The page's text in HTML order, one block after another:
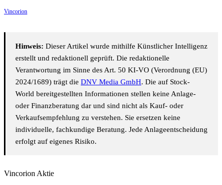
Vincorion
Hinweis: Dieser Artikel wurde mithilfe Künstlicher Intelligenz
erstellt und redaktionell geprüft. Die redaktionelle
Verantwortung im Sinne des Art. 50 KI-VO (Verordnung (EU)
2024/1689) trägt die DNV Media GmbH. Die auf Stock-
World bereitgestellten Informationen stellen keine Anlage-
oder Finanzberatung dar und sind nicht als Kauf- oder
Verkaufsempfehlung zu verstehen. Sie ersetzen keine
individuelle, fachkundige Beratung. Jede Anlageentscheidung
erfolgt auf eigenes Risiko.
Vincorion Aktie